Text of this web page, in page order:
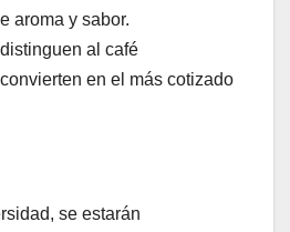
aroma y sabor.
al café
en el más cotizado
se estarán